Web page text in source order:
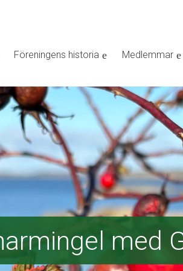
Föreningens historia Medlemmar
med